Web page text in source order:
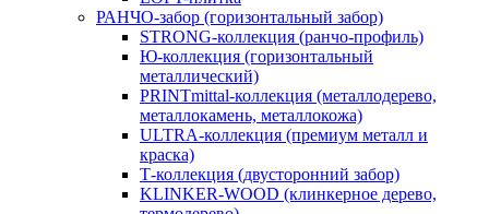
РАНЧО-забор (горизонтальный забор)
STRONG-коллекция (ранчо-профиль)
Ю-коллекция (горизонтальный
металлический)
PRINTmittal-коллекция (металлодерево,
металлокамень, металлокожа)
ULTRA-коллекция (премиум металл и
краска)
Т-коллекция (двусторонний забор)
KLINKER-WOOD (клинкерное дерево,